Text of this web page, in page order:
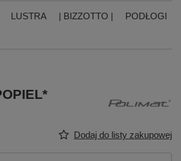
LUSTRA | BIZZOTTO |
PODŁOGI
Dodaj do listy zakupowej